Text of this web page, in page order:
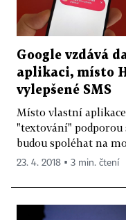
Google vzdává
aplikaci, místo
vylepšené SMS
Místo vlastní
"textování" podporou
budou spoléhat na
23. 4. 2018 ▪ 3 min. čtení